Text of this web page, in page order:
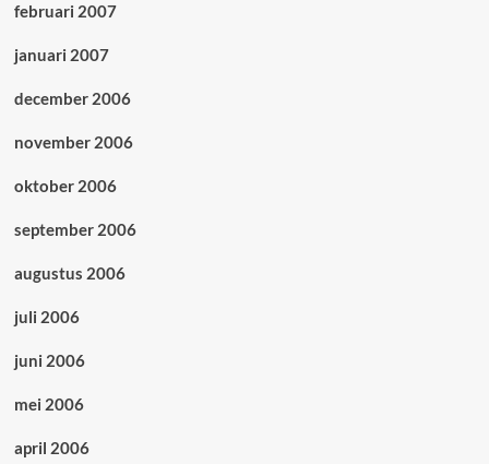
februari 2007
januari 2007
december 2006
november 2006
oktober 2006
september 2006
augustus 2006
juli 2006
juni 2006
mei 2006
april 2006